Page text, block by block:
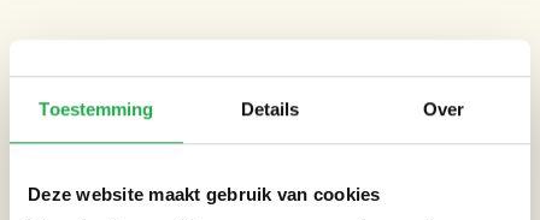
Toestemming Details Over
Deze website maakt gebruik van cookies
Datum: 23-04-2024
Tijd: